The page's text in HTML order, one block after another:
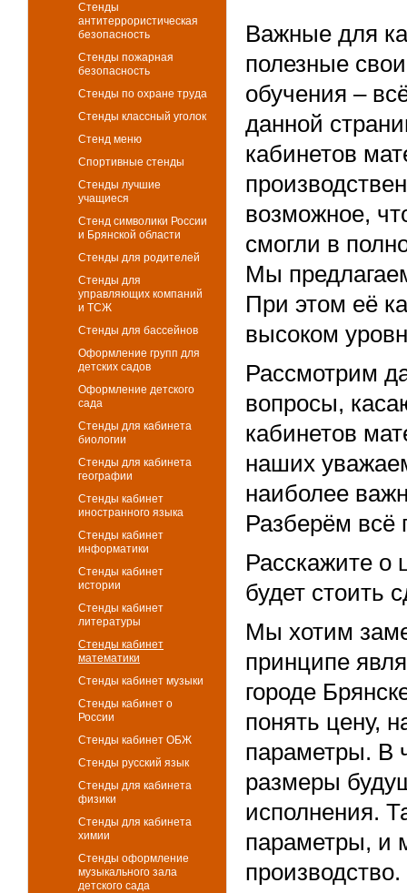
Стенды
антитеррористическая
безопасность
Стенды пожарная
безопасность
Стенды по охране труда
Стенды классный уголок
Стенд меню
Спортивные стенды
Стенды лучшие
учащиеся
Стенд символики России
и Брянской области
Стенды для родителей
Стенды для
управляющих компаний
и ТСЖ
Стенды для бассейнов
Оформление групп для
детских садов
Оформление детского
сада
Стенды для кабинета
биологии
Стенды для кабинета
географии
Стенды кабинет
иностранного языка
Стенды кабинет
информатики
Стенды кабинет
истории
Стенды кабинет
литературы
Стенды кабинет
математики
Стенды кабинет музыки
Стенды кабинет о
России
Стенды кабинет ОБЖ
Стенды русский язык
Стенды для кабинета
физики
Стенды для кабинета
химии
Стенды оформление
музыкального зала
детского сада
Важные для
полезные
обучения –
данной
кабинетов
возможное,
смогли в
Мы
При этом её
высоком
Рассмотрим
вопросы,
кабинетов
наших
наиболее
Разберём всё
Расскажите о
будет стоить
Мы хотим
принципе
городе
понять цену,
параметры. В
размеры
исполнения.
параметры, и
производство.